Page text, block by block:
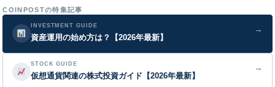
COINPOSTの特集記事
INVESTMENT GUIDE
資産運用の始め方は？【2026年最新】
→
STOCK GUIDE
仮想通貨関連の株式投資ガイド【2026年最新】
→